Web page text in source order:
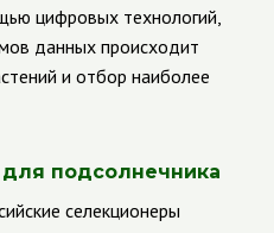
цифровых технологий,
данных происходит
и отбор наиболее
подсолнечника
селекционеры